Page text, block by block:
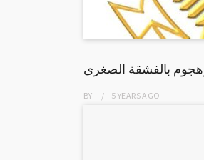
بالفشقة الصغرى
BY 5 YEARSAGO